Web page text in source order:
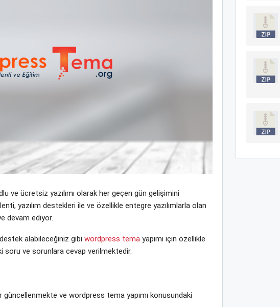
ve ücretsiz yazılımı olarak her geçen gün gelişimini
yazılım destekleri ile ve özellikle entegre yazılımlarla olan
devam ediyor.
alabileceğiniz gibi wordpress temayapımı için özellikle
soru ve sorunlara cevap verilmektedir.
güncellenmekte ve wordpress tema yapımı konusundaki